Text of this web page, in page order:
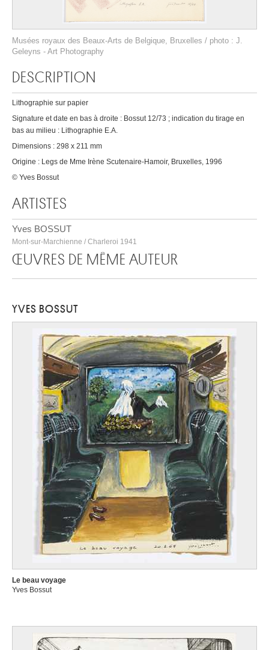
Musées royaux des Beaux-Arts de Belgique, Bruxelles / photo : J.
Geleyns - Art Photography
DESCRIPTION
Lithographie sur papier
Signature et date en bas à droite : Bossut 12/73 ; indication du tirage en
bas au milieu : Lithographie E.A.
Dimensions : 298 x 211 mm
Origine : Legs de Mme Irène Scutenaire-Hamoir, Bruxelles, 1996
© Yves Bossut
ARTISTES
Yves BOSSUT
Mont-sur-Marchienne / Charleroi 1941
ŒUVRES DE MÊME AUTEUR
YVES BOSSUT
Le beau voyage
Yves Bossut